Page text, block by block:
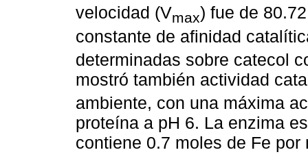
velocidad (Vmax) fue de
constante de afinidad
determinadas sobre catecol
mostró también actividad
ambiente, con una máxima
proteína a pH 6. La enzima
contiene 0.7 moles de Fe por